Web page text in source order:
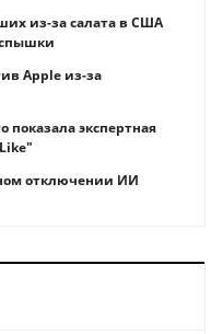
из-за салата в США
Apple из-за
показала экспертная
отключении ИИ